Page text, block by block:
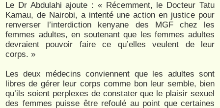
Le Dr Abdulahi ajoute : « Récemment, le Docteur Tatu
Kamau, de Nairobi, a intenté une action en justice pour
renverser l’interdiction kenyane des MGF chez les
femmes adultes, en soutenant que les femmes adultes
devraient pouvoir faire ce qu’elles veulent de leur
corps. »
Les deux médecins conviennent que les adultes sont
libres de gérer leur corps comme bon leur semble, bien
qu’ils soient perplexes de constater que le plaisir sexuel
des femmes puisse être refoulé au point que certaines